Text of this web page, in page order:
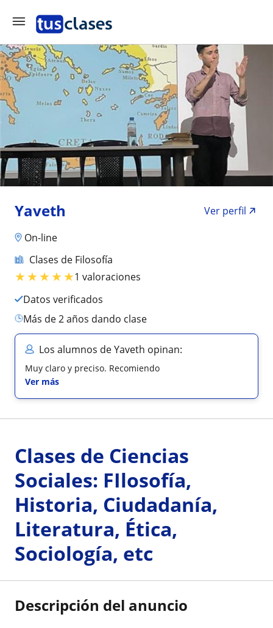
Yaveth
Ver perfil
On-line
Clases de Filosofía
★★★★★1 valoraciones
Datos verificados
más de 2 años dando clase
Los alumnos de Yaveth opinan:
Muy claro y preciso. Recomiendo
Ver más
Clases de Ciencias
Sociales: FIlosofía,
Historia, Ciudadanía,
Literatura, Ética,
Sociología, etc
Descripción del anuncio